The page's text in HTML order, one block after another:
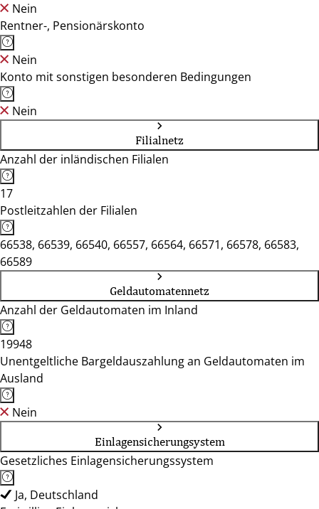
Nein
Rentner-, Pensionärskonto
Nein
Konto mit sonstigen besonderen Bedingungen
Nein
Filialnetz
Anzahl der inländischen Filialen
17
Postleitzahlen der Filialen
66538, 66539, 66540, 66557, 66564, 66571, 66578, 66583,
66589
Geldautomatennetz
Anzahl der Geldautomaten im Inland
19948
Unentgeltliche Bargeldauszahlung an Geldautomaten im
Ausland
Nein
Einlagensicherungsystem
Gesetzliches Einlagensicherungssystem
Ja, Deutschland